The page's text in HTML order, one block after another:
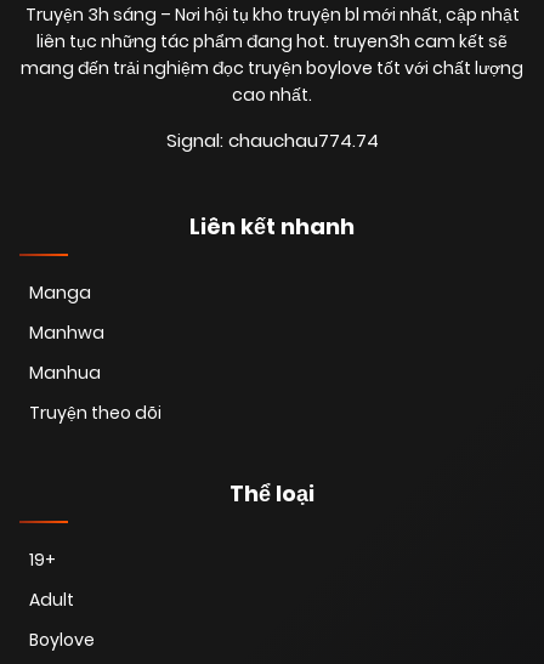
Truyện 3h sáng – Nơi hội tụ kho truyện bl mới nhất, cập nhật
liên tục những tác phẩm đang hot. truyen3h cam kết sẽ
mang đến trải nghiệm đọc truyện boylove tốt với chất lượng
cao nhất.
Signal: chauchau774.74
Liên kết nhanh
Manga
Manhwa
Manhua
Truyện theo dõi
Thể loại
19+
Adult
Boylove